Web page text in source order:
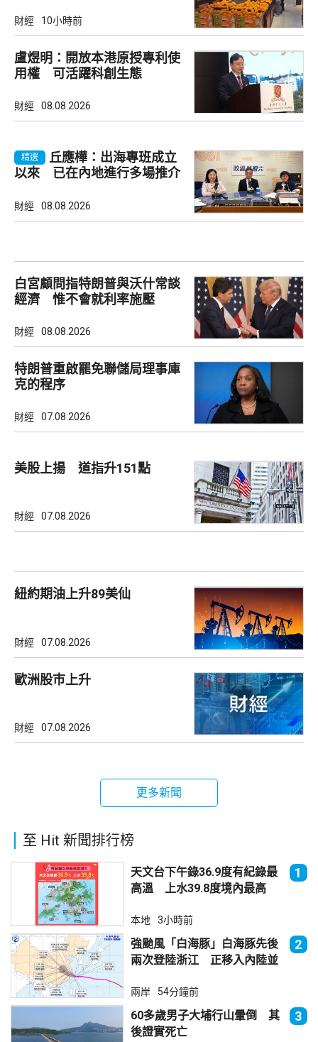
財經 10小時前
盧煜明：開放本港原授專利使
用權 可活躍科創生態
財經 08.08.2026
精選
丘應樺：出海專班成立
以來 已在內地進行多場推介
財經 08.08.2026
白宮顧問指特朗普與沃什常談
經濟 惟不會就利率施壓
財經 08.08.2026
特朗普重啟罷免聯儲局理事庫
克的程序
財經 07.08.2026
美股上揚 道指升151點
財經 07.08.2026
紐約期油上升89美仙
財經 07.08.2026
歐洲股巿上升
財經 07.08.2026
更多新聞
至 Hit 新聞排行榜
天文台下午錄36.9度有紀錄最
高溫 上水39.8度境內最高
1
本地 3小時前
強颱風「白海豚」白海豚先後
兩次登陸浙江 正移入內陸並
2
兩岸 54分鐘前
60多歲男子大埔行山暈倒 其
後證實死亡
3